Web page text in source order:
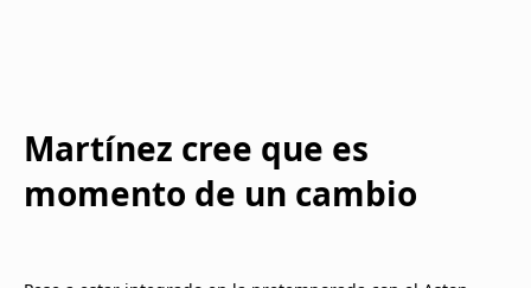
Martínez cree que es
momento de un cambio